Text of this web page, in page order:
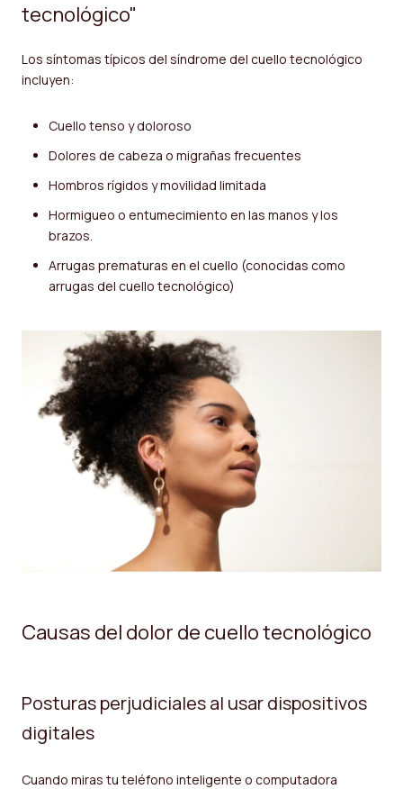
tecnológico"
Los síntomas típicos del síndrome del cuello tecnológico
incluyen:
Cuello tenso y doloroso
Dolores de cabeza o migrañas frecuentes
Hombros rígidos y movilidad limitada
Hormigueo o entumecimiento en las manos y los
brazos.
Arrugas prematuras en el cuello (conocidas como
arrugas del cuello tecnológico)
Causas del dolor de cuello tecnológico
Posturas perjudiciales al usar dispositivos
digitales
Cuando miras tu teléfono inteligente o computadora